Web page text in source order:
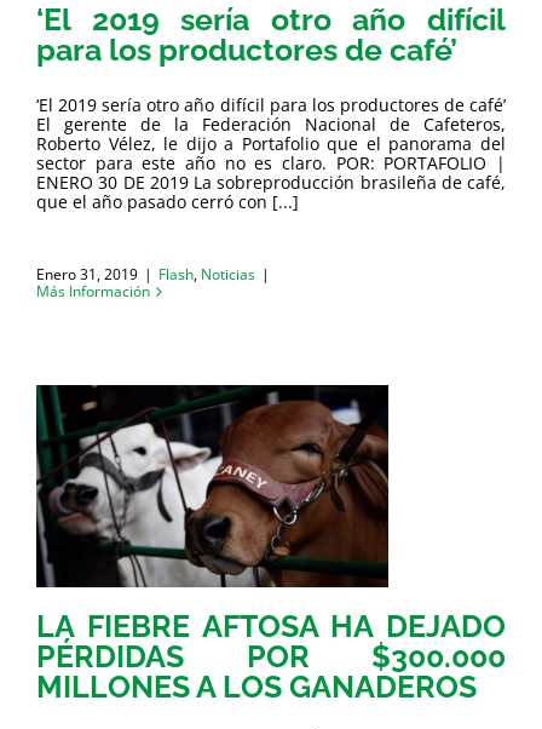
‘El 2019 sería otro año difícil
para los productores de café’
‘El 2019 sería otro año difícil para los productores de café’
El gerente de la Federación Nacional de Cafeteros,
Roberto Vélez, le dijo a Portafolio que el panorama del
sector para este año no es claro. POR: PORTAFOLIO |
ENERO 30 DE 2019 La sobreproducción brasileña de café,
que el año pasado cerró con [...]
Enero 31, 2019 | Flash, Noticias |
Más Información
LA FIEBRE AFTOSA HA DEJADO
PÉRDIDAS POR $300.000
MILLONES A LOS GANADEROS